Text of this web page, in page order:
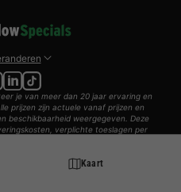
Kaart
je van meer dan 20 jaar ervaring en
prijzen zijn actuele vanaf prijzen en
beschikbaarheid weergegeven. Deze
verplichte toeslagen per
voorbehouden.